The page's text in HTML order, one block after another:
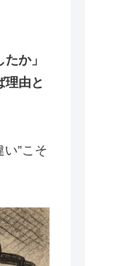
か」
由と
”こそ